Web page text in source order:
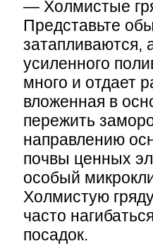
— Холмистые
Представьте
затапливаются,
усиленного
много и отдает
вложенная в
пережить
направлению
почвы ценных
особый
Холмистую
часто
посадок.